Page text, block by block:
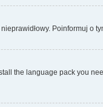
Poinformuj o
the language pack you